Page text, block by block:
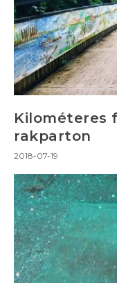
Kilométeres
rakparton
2018-07-19